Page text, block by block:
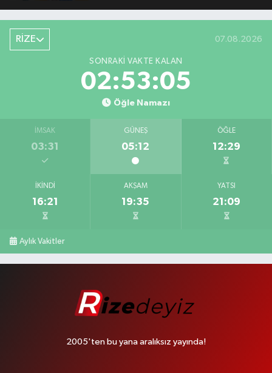
RİZE 07.08.2026
SONRAKI VAKTE KALAN
02:53:04
Öğle Namazı
İMSAK
03:31
GÜNEŞ
05:12
ÖĞLE
12:29
İKINDI
16:21
AKŞAM
19:35
YATSI
21:09
Aylık Vakitler
2005'ten bu yana aralıksız yayında!